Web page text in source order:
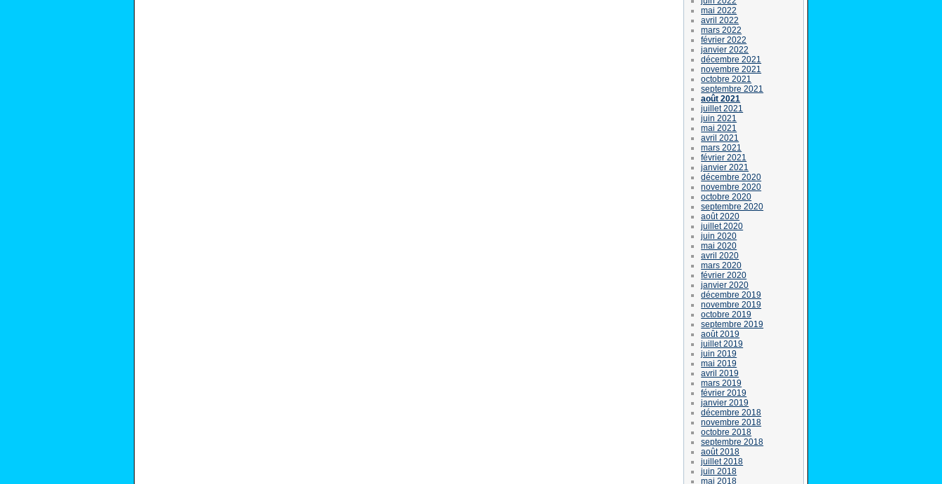
mai 2022
avril 2022
mars 2022
février 2022
janvier 2022
décembre 2021
novembre 2021
octobre 2021
septembre 2021
août 2021
juillet 2021
juin 2021
mai 2021
avril 2021
mars 2021
février 2021
janvier 2021
décembre 2020
novembre 2020
octobre 2020
septembre 2020
août 2020
juillet 2020
juin 2020
mai 2020
avril 2020
mars 2020
février 2020
janvier 2020
décembre 2019
novembre 2019
octobre 2019
septembre 2019
août 2019
juillet 2019
juin 2019
mai 2019
avril 2019
mars 2019
février 2019
janvier 2019
décembre 2018
novembre 2018
octobre 2018
septembre 2018
août 2018
juillet 2018
juin 2018
mai 2018